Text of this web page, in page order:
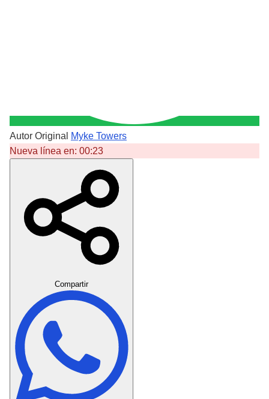
Autor Original
Myke Towers
Nueva línea en: 00:23
Compartir